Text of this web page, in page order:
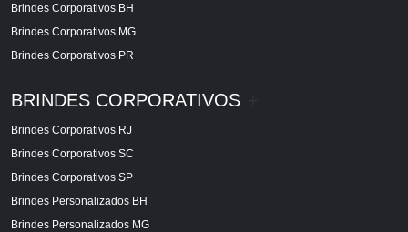
Brindes Corporativos BH
Brindes Corporativos MG
Brindes Corporativos PR
BRINDES CORPORATIVOS
Brindes Corporativos RJ
Brindes Corporativos SC
Brindes Corporativos SP
Brindes Personalizados BH
Brindes Personalizados MG